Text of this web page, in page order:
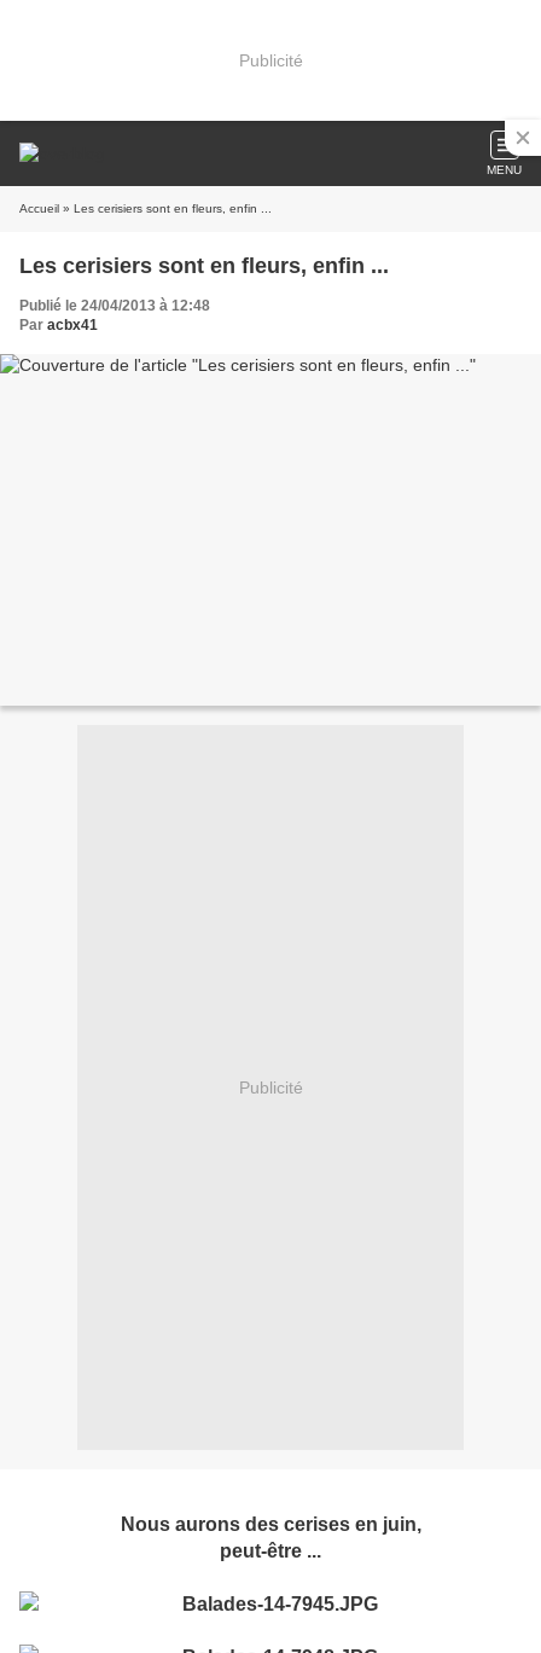
Publicité
MENU
Accueil » Les cerisiers sont en fleurs, enfin ...
Les cerisiers sont en fleurs, enfin ...
Publié le 24/04/2013 à 12:48
Par acbx41
Publicité
Nous aurons des cerises en juin,
peut-être ...